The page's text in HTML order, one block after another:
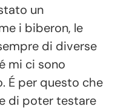
un
i biberon, le
di diverse
mi ci sono
É per questo che
di poter testare